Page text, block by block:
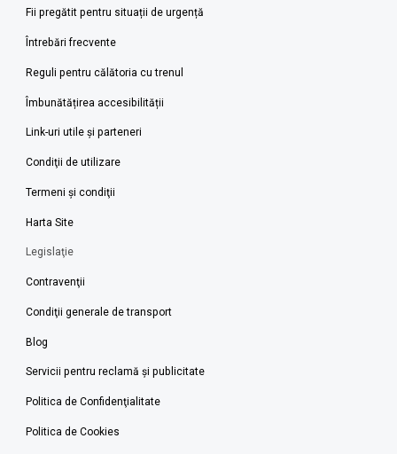
Fii pregătit pentru situații de urgență
Întrebări frecvente
Reguli pentru călătoria cu trenul
Îmbunătățirea accesibilității
Link-uri utile şi parteneri
Condiţii de utilizare
Termeni şi condiţii
Harta Site
Legislaţie
Contravenţii
Condiţii generale de transport
Blog
Servicii pentru reclamă și publicitate
Politica de Confidenţialitate
Politica de Cookies